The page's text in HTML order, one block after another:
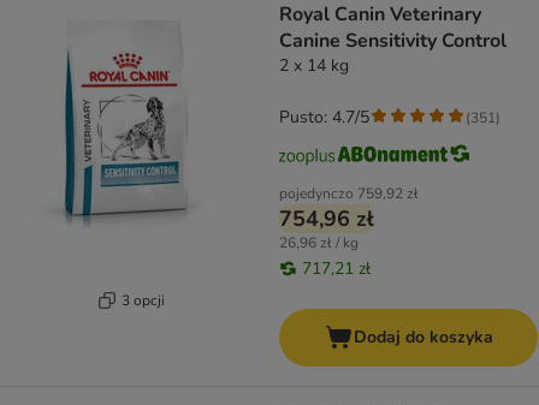
3 opcji
Royal Canin Veterinary
Canine Sensitivity Control
2 x 14 kg
pojedynczo 759,92 zł
754,96 zł
26,96 zł / kg
717,21 zł
Pusto: 4.7/5 (351)
Dodaj do koszyka